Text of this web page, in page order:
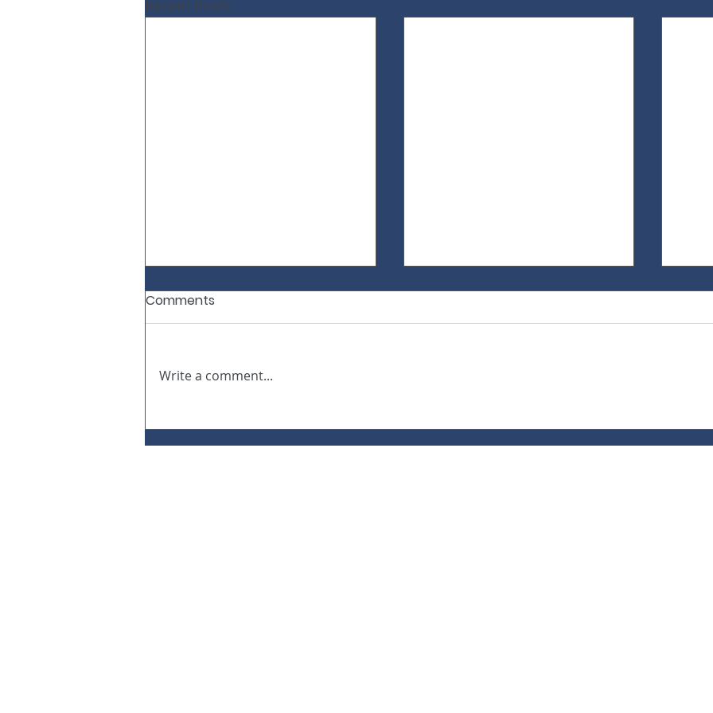
Recent Posts
Você sabe o que é
condenação subsidiária
Como o uso do elevador
ajuda a reduzir a cota
Comments
Write a comment...